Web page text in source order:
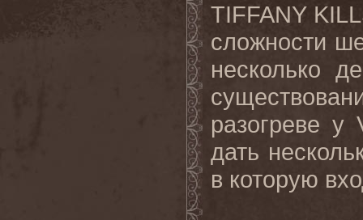
TIFFANY
сложности
несколько
разогреве у
дать
в которую